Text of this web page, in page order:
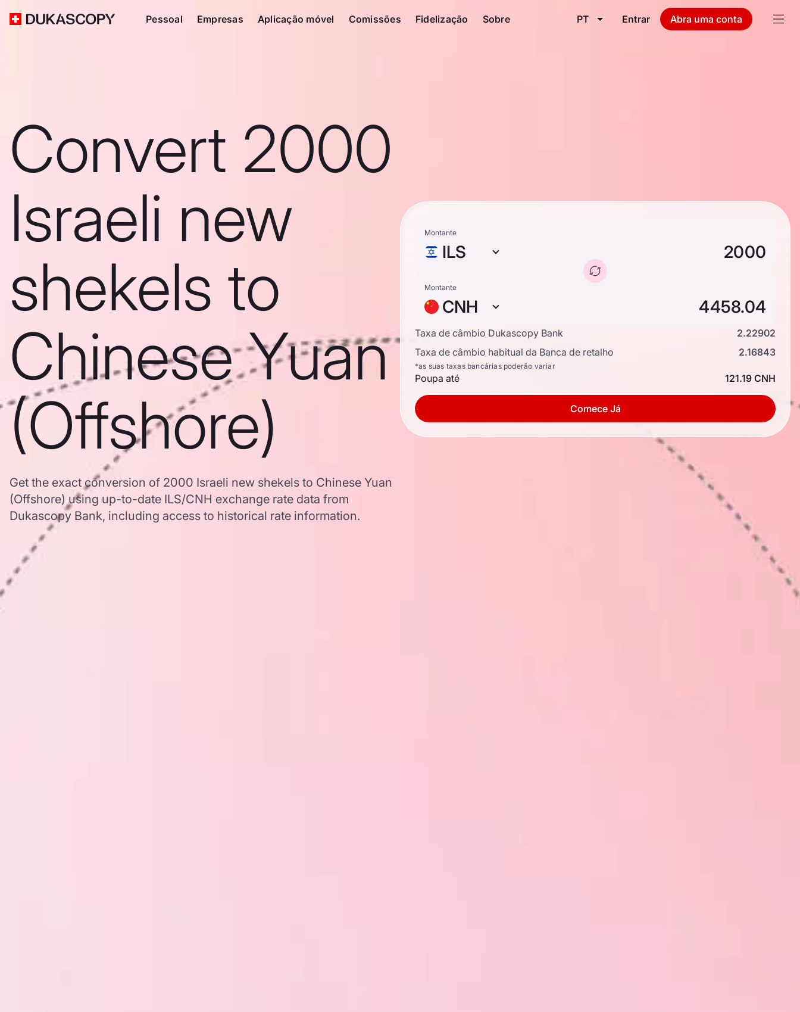
Pessoal Empresas Aplicação móvel Comissões Fidelização Sobre PT Entrar Abra uma conta
Convert 2000
Israeli new
shekels to
Chinese Yuan
(Offshore)
Get the exact conversion of 2000 Israeli new shekels to Chinese Yuan
(Offshore) using up-to-date ILS/CNH exchange rate data from
Dukascopy Bank, including access to historical rate information.
Montante
ILS
Montante
CNH
Taxa de câmbio Dukascopy Bank
2.22902
Taxa de câmbio habitual da Banca de retalho
2.16843
*as suas taxas bancárias poderão variar
Poupa até 121.19 CNH
Comece Já